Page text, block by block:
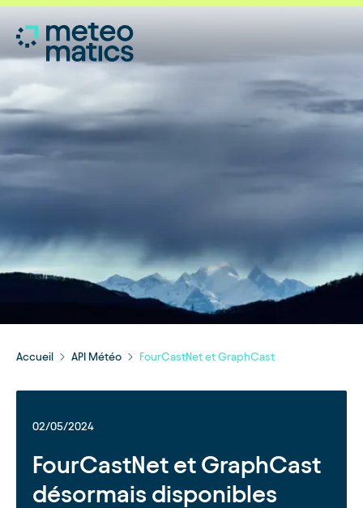
Accueil API Météo FourCastNet et GraphCast
02/05/2024
FourCastNet et GraphCast
désormais disponibles